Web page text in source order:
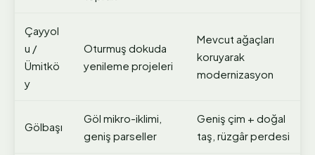
Çayyol
u /
Ümitkö
y
Oturmuş dokuda
yenileme projeleri
Mevcut ağaçları
koruyarak
modernizasyon
Gölbaşı
Göl mikro-iklimi,
geniş parseller
Geniş çim + doğal
taş, rüzgâr perdesi